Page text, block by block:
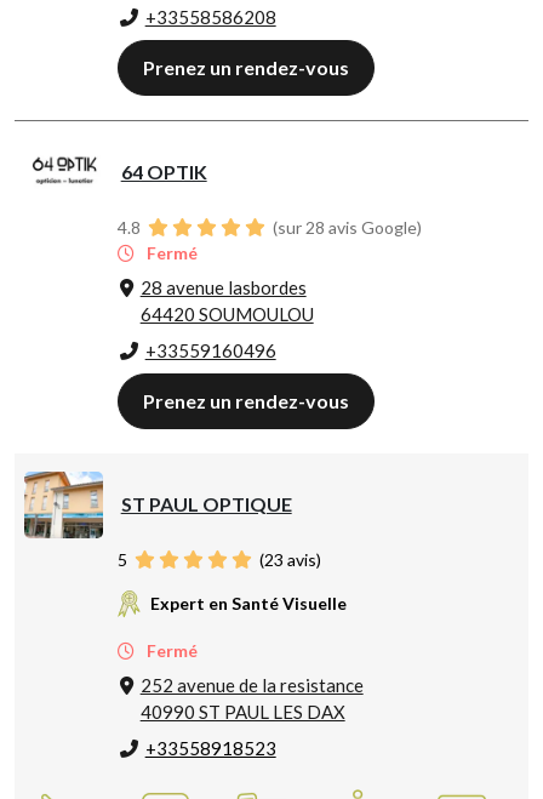
+33558586208
Prenez un rendez-vous
64 OPTIK
4.8
(sur 28 avis Google)
Fermé
28 avenue lasbordes
64420 SOUMOULOU
+33559160496
Prenez un rendez-vous
ST PAUL OPTIQUE
5 (23 avis)
Expert en Santé Visuelle
Fermé
252 avenue de la resistance
40990 ST PAUL LES DAX
+33558918523